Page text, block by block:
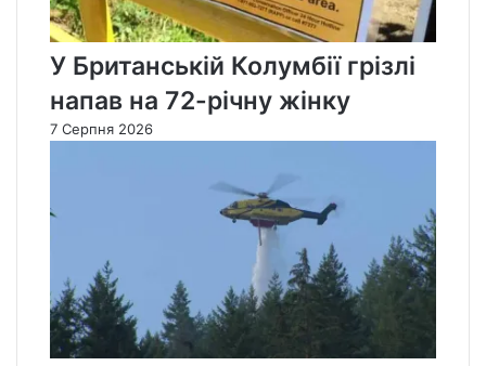
У Британській Колумбії грізлі
напав на 72-річну жінку
7 Серпня 2026